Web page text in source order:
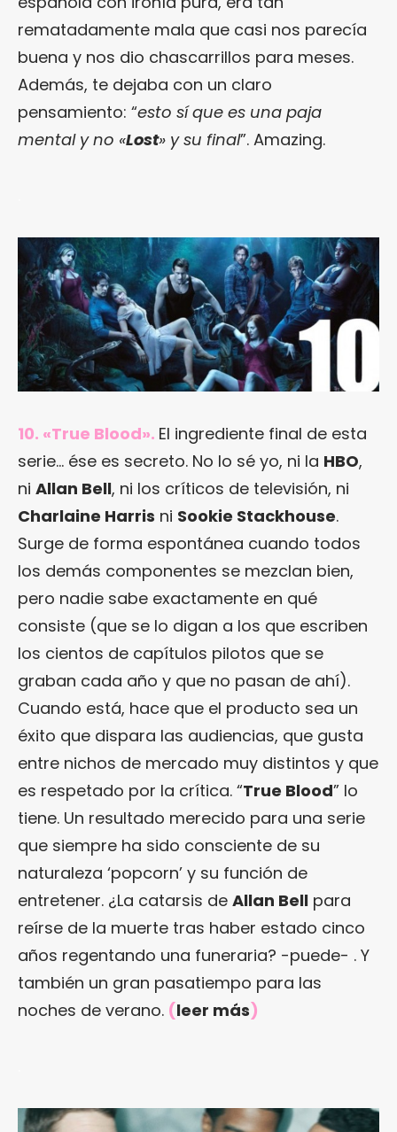
rematadamente mala que casi nos parecía
buena y nos dio chascarrillos para meses.
Además, te dejaba con un claro
pensamiento: “esto sí que es una paja
mental y no «Lost» y su final”. Amazing.
10. «True Blood». El ingrediente final de esta
serie… ése es secreto. No lo sé yo, ni la HBO,
ni Allan Bell, ni los críticos de televisión, ni
Charlaine Harris ni Sookie Stackhouse.
Surge de forma espontánea cuando todos
los demás componentes se mezclan bien,
pero nadie sabe exactamente en qué
consiste (que se lo digan a los que escriben
los cientos de capítulos pilotos que se
graban cada año y que no pasan de ahí).
Cuando está, hace que el producto sea un
éxito que dispara las audiencias, que gusta
entre nichos de mercado muy distintos y que
es respetado por la crítica. “True Blood” lo
tiene. Un resultado merecido para una serie
que siempre ha sido consciente de su
naturaleza ‘popcorn’ y su función de
entretener. ¿La catarsis de Allan Bell para
reírse de la muerte tras haber estado cinco
años regentando una funeraria? -puede- . Y
también un gran pasatiempo para las
noches de verano. (leer más)